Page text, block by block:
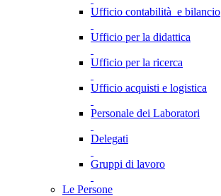
Ufficio contabilità e bilancio
Ufficio per la didattica
Ufficio per la ricerca
Ufficio acquisti e logistica
Personale dei Laboratori
Delegati
Gruppi di lavoro
Le Persone